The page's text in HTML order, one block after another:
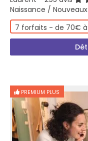
Naissance /
7 forfaits - de 70€
PREMIUM PLUS